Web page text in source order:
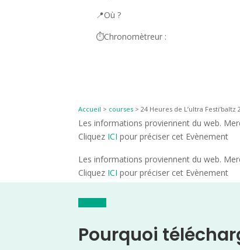
📍Où ?
⏱️Chronomètreur :
Accueil > courses >24 Heures de L’ultra
Les informations proviennent du web.
Cliquez ICI pour préciser cet Evènement
Les informations proviennent du web.
Cliquez ICI pour préciser cet Evènement
Pourquoi